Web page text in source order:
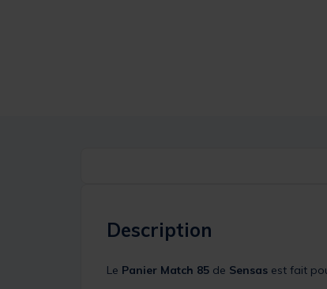
Description
Le Panier Match 85 de Sensas est fait